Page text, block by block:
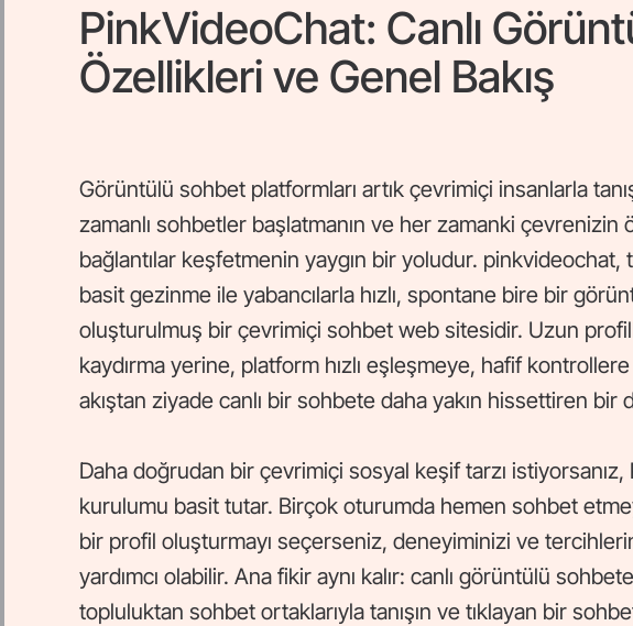
PinkVideoChat: Canlı
Özellikleri ve Genel Bakış
Görüntülü sohbet platformları artık çevrimiçi insanlarla
zamanlı sohbetler başlatmanın ve her zamanki çevrenizin
bağlantılar keşfetmenin yaygın bir yoludur.
basit gezinme ile yabancılarla hızlı, spontane bire bir
oluşturulmuş bir çevrimiçi sohbet web sitesidir. Uzun
kaydırma yerine, platform hızlı eşleşmeye, hafif
akıştan ziyade canlı bir sohbete daha yakın hissettiren bir
Daha doğrudan bir çevrimiçi sosyal keşif tarzı
kurulumu basit tutar. Birçok oturumda hemen sohbet
bir profil oluşturmayı seçerseniz, deneyiminizi ve
yardımcı olabilir. Ana fikir aynı kalır: canlı görüntülü
topluluktan sohbet ortaklarıyla tanışın ve tıklayan bir